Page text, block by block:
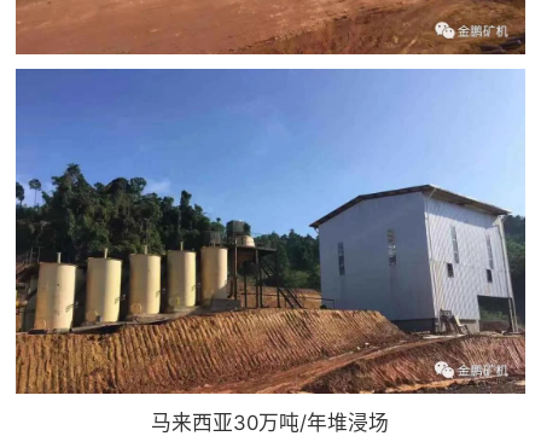
马来西亚30万吨/年堆浸场